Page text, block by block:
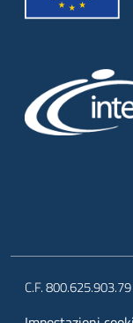
C.F. 800.625.903.79